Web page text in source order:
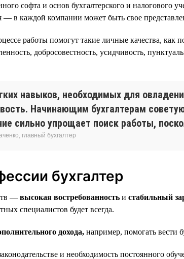
софта и основ бухгалтерского и
в каждой компании может быть свое
работы помогут такие личные качества, как
добросовестность, усидчивость,
навыков, необходимых для
Начинающим бухгалтерам
сильно упрощает поиск работы,
главный бухгалтер
бухгалтер
— высокая востребованность и стабильный
специалистов будет всегда.
дохода, например, помогать вести
и необходимость постоянного